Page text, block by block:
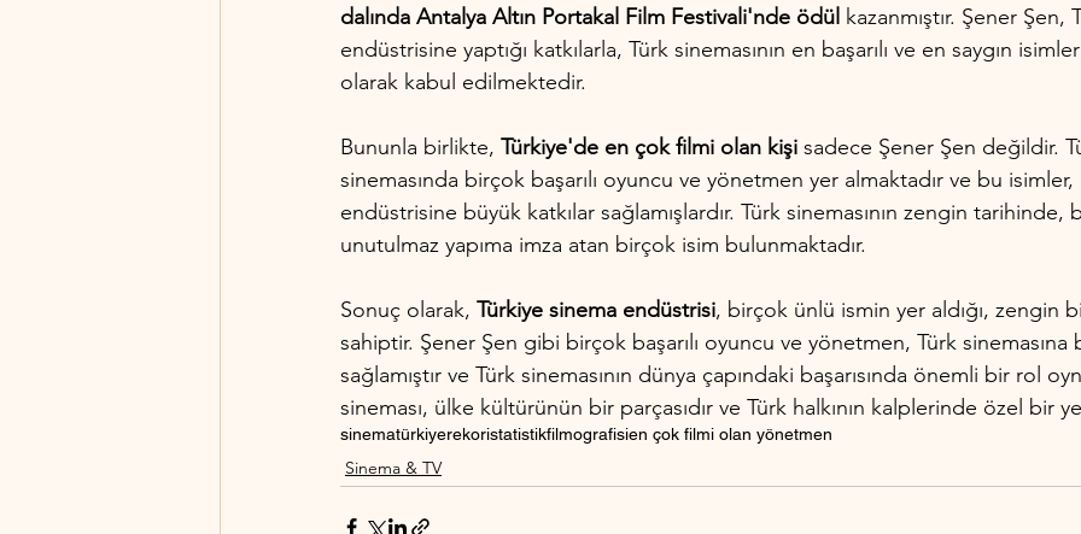
dalında Antalya Altın Portakal Film Festivali'nde ödül kazanmıştır. Şener
endüstrisine yaptığı katkılarla, Türk sinemasının en başarılı ve en saygın
olarak kabul edilmektedir.
Bununla birlikte, Türkiye'de en çok filmi olan kişi sadece Şener Şen değildir.
sinemasında birçok başarılı oyuncu ve yönetmen yer almaktadır ve bu
endüstrisine büyük katkılar sağlamışlardır. Türk sinemasının zengin
unutulmaz yapıma imza atan birçok isim bulunmaktadır.
Sonuç olarak, Türkiye sinema endüstrisi, birçok ünlü ismin yer aldığı, zengin
sahiptir. Şener Şen gibi birçok başarılı oyuncu ve yönetmen, Türk sinemasına
sağlamıştır ve Türk sinemasının dünya çapındaki başarısında önemli bir rol
sineması, ülke kültürünün bir parçasıdır ve Türk halkının kalplerinde özel bir
sinematürkiyerekoristatistikfilmografisien çok filmi olan yönetmen
Sinema & TV